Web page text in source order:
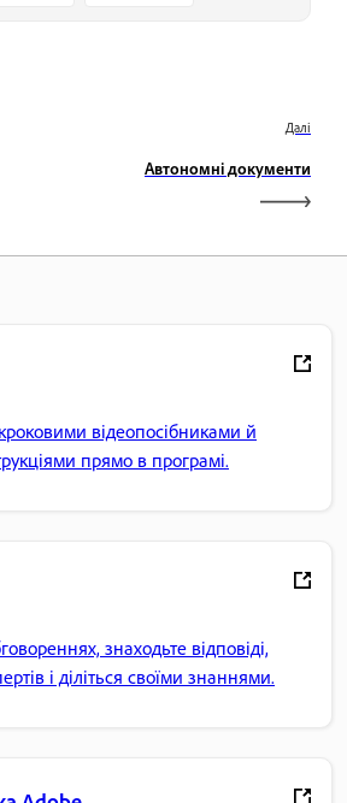
Далі
Автономні документи
відеопосібниками й
прямо в програмі.
знаходьте відповіді,
і діліться своїми знаннями.